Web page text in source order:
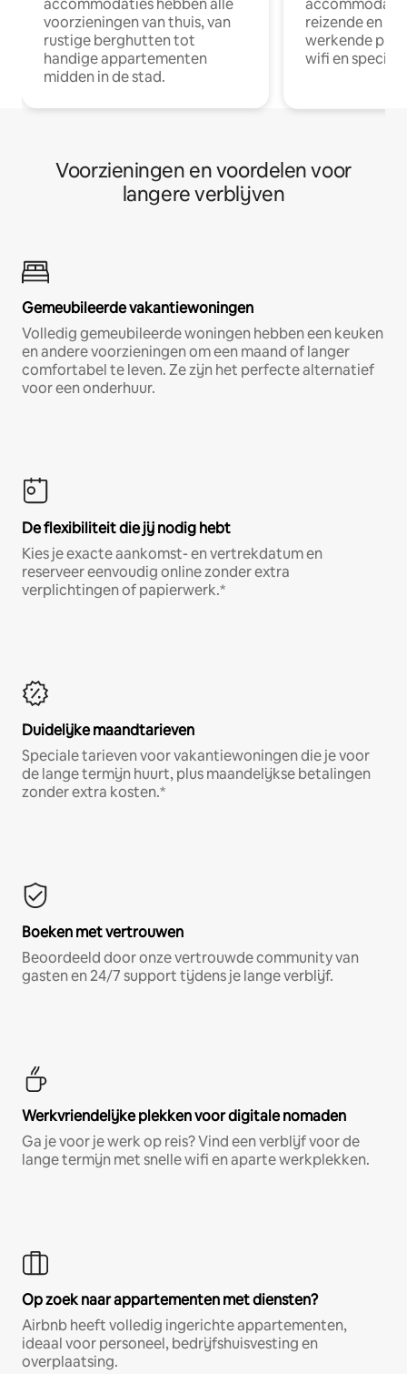
accommodaties hebben alle
voorzieningen van thuis, van
rustige berghutten tot
handige appartementen
midden in de stad.
reizende en
werkende
wifi en
Voorzieningen en voordelen voor
langere verblijven
Gemeubileerde vakantiewoningen
Volledig gemeubileerde woningen hebben een keuken
en andere voorzieningen om een maand of langer
comfortabel te leven. Ze zijn het perfecte alternatief
voor een onderhuur.
De flexibiliteit die jij nodig hebt
Kies je exacte aankomst- en vertrekdatum en
reserveer eenvoudig online zonder extra
verplichtingen of papierwerk.*
Duidelijke maandtarieven
Speciale tarieven voor vakantiewoningen die je voor
de lange termijn huurt, plus maandelijkse betalingen
zonder extra kosten.*
Boeken met vertrouwen
Beoordeeld door onze vertrouwde community van
gasten en 24/7 support tijdens je lange verblijf.
Werkvriendelijke plekken voor digitale nomaden
Ga je voor je werk op reis? Vind een verblijf voor de
lange termijn met snelle wifi en aparte werkplekken.
Op zoek naar appartementen met diensten?
Airbnb heeft volledig ingerichte appartementen,
ideaal voor personeel, bedrijfshuisvesting en
overplaatsing.